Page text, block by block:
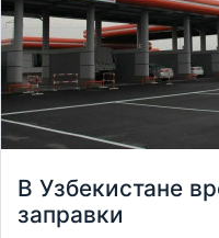
В Узбекистане
заправки